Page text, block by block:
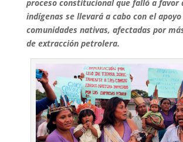
proceso constitucional que falló a favor
indígenas se llevará a cabo con el
comunidades nativas, afectadas por
de extracción petrolera.